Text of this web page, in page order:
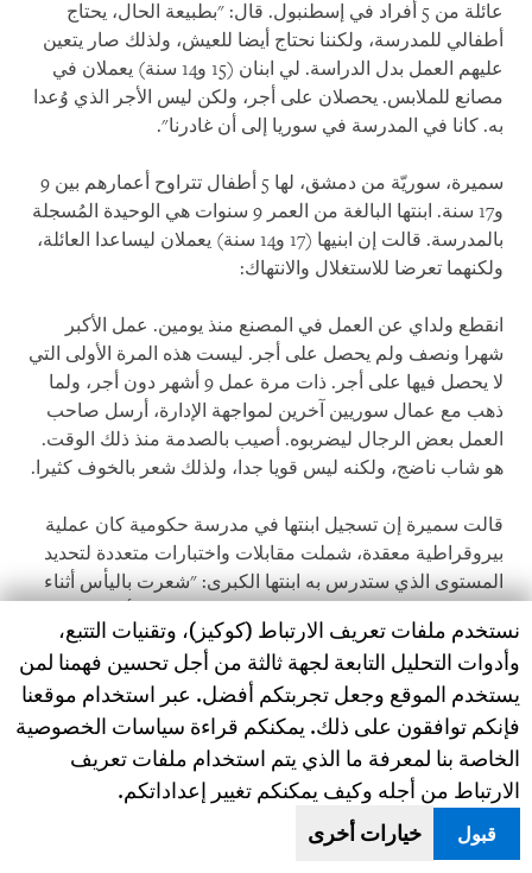
عائلة من 5 أفراد في إسطنبول. قال: "بطبيعة الحال، يحتاج
أطفالي للمدرسة، ولكننا نحتاج أيضا للعيش، ولذلك صار يتعين
عليهم العمل بدل الدراسة. لي ابنان (15 و14 سنة) يعملان في
مصانع للملابس. يحصلان على أجر، ولكن ليس الأجر الذي وُعدا
به. كانا في المدرسة في سوريا إلى أن غادرنا".
سميرة، سوريّة من دمشق، لها 5 أطفال تتراوح أعمارهم بين 9
و17 سنة. ابنتها البالغة من العمر 9 سنوات هي الوحيدة المُسجلة
بالمدرسة. قالت إن ابنيها (17 و14 سنة) يعملان ليساعدا العائلة،
ولكنهما تعرضا للاستغلال والانتهاك:
انقطع ولداي عن العمل في المصنع منذ يومين. عمل الأكبر
شهرا ونصف ولم يحصل على أجر. ليست هذه المرة الأولى التي
لا يحصل فيها على أجر. ذات مرة عمل 9 أشهر دون أجر، ولما
ذهب مع عمال سوريين آخرين لمواجهة الإدارة، أرسل صاحب
العمل بعض الرجال ليضربوه. أصيب بالصدمة منذ ذلك الوقت.
هو شاب ناضج، ولكنه ليس قويا جدا، ولذلك شعر بالخوف كثيرا.
قالت سميرة إن تسجيل ابنتها في مدرسة حكومية كان عملية
بيروقراطية معقدة، شملت مقابلات واختبارات متعددة لتحديد
المستوى الذي ستدرس به ابنتها الكبرى: "شعرت باليأس أثناء
ستُسجل في الصف الحادي عشر. لما ذهبت إلى المدرسة في
اليوم الأول، طُلب منها الالتحاق بالصف التاسع. شعرت
بالاستياء الشديد ودرست يوما واحدا ثم انقطعت".
ابنة سميرة الأخرى [13 سنة] حضرت دروس الصف السابع إلى
أن صفعها موظف بالمدرسة على وجهها "لأنها كانت في الساحة
بينما كان عليها التواجد في الفصل". قالت والدتها: "لم تعُد
للمدرسة منذ ذلك اليوم. حاولت منظمة غير حكومية التوسط،
ونسقت مقابلة مع المدير، ولكن ابنتي كانت مصدومة وغير
Human Rights Watch cookie preferences
نستخدم ملفات تعريف الارتباط (كوكيز)، وتقنيات التتبع،
وأدوات التحليل التابعة لجهة ثالثة من أجل تحسين فهمنا لمن
يستخدم الموقع وجعل تجربتكم أفضل. عبر استخدام موقعنا
فإنكم توافقون على ذلك. يمكنكم قراءة سياسات الخصوصية
الخاصة بنا لمعرفة ما الذي يتم استخدام ملفات تعريف
الارتباط من أجله وكيف يمكنكم تغيير إعداداتكم.
قبول خيارات أخرى